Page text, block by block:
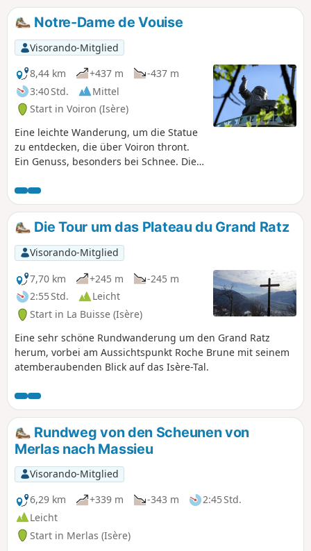
Notre-Dame de Vouise
Visorando-Mitglied
8,44 km
+437 m
-437 m
3:40 Std.
Mittel
Start in Voiron (Isère)
Eine leichte Wanderung, um die Statue
zu entdecken, die über Voiron thront.
Ein Genuss, besonders bei Schnee. Die
Ehren der Eiserne Jungfrau von Le Puy-
en-Velay errichtet. Es gibt eine Legende,
nach der Bonnassieux Selbstmord
begangen haben soll, nachdem er die
Jungfrau gemeißelt hatte. Er hat jedoch
keinen Selbstmord begangen und starb
mit Ehren. Er hat Jesus bewusst in den
rechten Arm gesetzt, damit er das
Gesicht seiner Mutter nicht verdeckt, da
sie die Stadt segnet
Die Tour um das Plateau du Grand Ratz
Visorando-Mitglied
7,70 km
+245 m
-245 m
2:55 Std.
Leicht
Start in La Buisse (Isère)
Eine sehr schöne Rundwanderung um den Grand Ratz
herum, vorbei am Aussichtspunkt Roche Brune mit seinem
atemberaubenden Blick auf das Isère-Tal.
Rundweg von den Scheunen von
Merlas nach Massieu
Visorando-Mitglied
6,29 km
+339 m -343 m
2:45 Std.
Leicht
Start in Merlas (Isère)